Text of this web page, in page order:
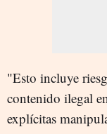
"Esto incluye
contenido ilegal
explícitas